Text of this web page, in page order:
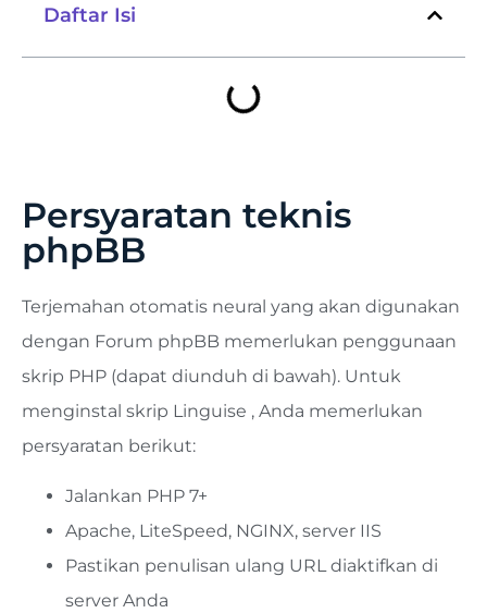
Daftar Isi
Persyaratan teknis
phpBB
Terjemahan otomatis neural yang akan digunakan
dengan Forum phpBB memerlukan penggunaan
skrip PHP (dapat diunduh di bawah). Untuk
menginstal skrip Linguise , Anda memerlukan
persyaratan berikut:
Jalankan PHP 7+
Apache, LiteSpeed, NGINX, server IIS
Pastikan penulisan ulang URL diaktifkan di
server Anda